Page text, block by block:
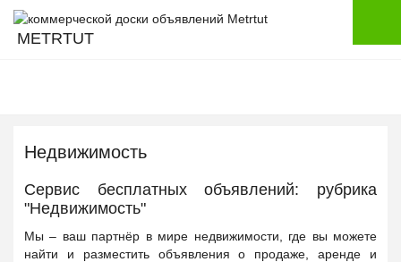
METRTUT
Недвижимость
Сервис бесплатных объявлений: рубрика
"Недвижимость"
Мы – ваш партнёр в мире недвижимости, где вы можете
найти и разместить объявления о продаже, аренде и